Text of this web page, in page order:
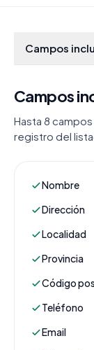
Campos
Campos
Hasta 8
registro del
Nombre
Dirección
Localidad
Provincia
Código
Teléfono
Email